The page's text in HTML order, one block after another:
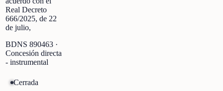
Real Decreto
666/2025, de 22
de julio,
BDNS 890463 ·
Concesión directa
- instrumental
Cerrada